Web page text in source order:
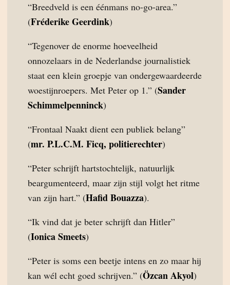
“Breedveld is een éénmans no-go-area.”
(Fréderike Geerdink)
“Tegenover de enorme hoeveelheid
onnozelaars in de Nederlandse journalistiek
staat een klein groepje van ondergewaardeerde
woestijnroepers. Met Peter op 1.” (Sander
Schimmelpenninck)
“Frontaal Naakt dient een publiek belang”
(mr. P.L.C.M. Ficq, politierechter)
“Peter schrijft hartstochtelijk, natuurlijk
beargumenteerd, maar zijn stijl volgt het ritme
van zijn hart.” (Hafid Bouazza).
“Ik vind dat je beter schrijft dan Hitler”
(Ionica Smeets)
“Peter is soms een beetje intens en zo maar hij
kan wél echt goed schrijven.” (Özcan Akyol)